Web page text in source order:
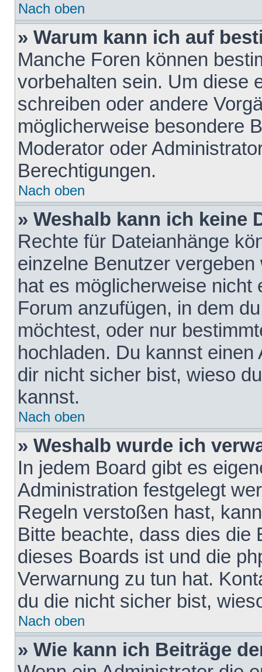
Nach oben
» Warum kann ich auf
Manche Foren können
vorbehalten sein. Um diese
schreiben oder andere
möglicherweise besondere
Moderator oder
Berechtigungen.
Nach oben
» Weshalb kann ich keine
Rechte für Dateianhänge
einzelne Benutzer
hat es möglicherweise nicht
Forum anzufügen, in dem
möchtest, oder nur
hochladen. Du kannst
dir nicht sicher bist, wieso
kannst.
Nach oben
» Weshalb wurde ich
In jedem Board gibt es
Administration festgelegt
Regeln verstoßen hast,
Bitte beachte, dass dies die
dieses Boards ist und die
Verwarnung zu tun hat.
du die nicht sicher bist,
Nach oben
» Wie kann ich Beiträge